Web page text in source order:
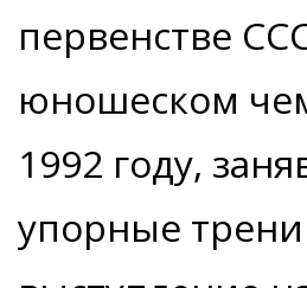
первенстве
юношеском
1992 году,
упорные